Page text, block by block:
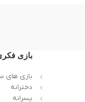
بازی
بازی های
دخترانه
پسرانه